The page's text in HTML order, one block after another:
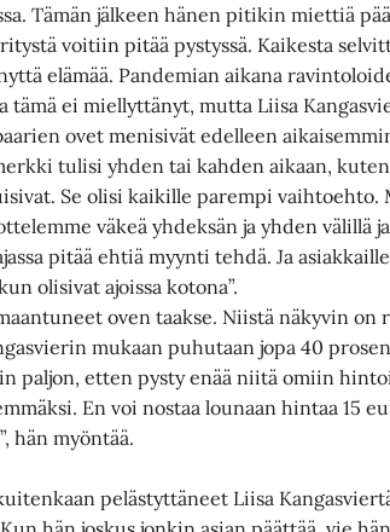
Tämän jälkeen hänen pitikin miettiä
voitiin pitää pystyssä. Kaikesta
elämää. Pandemian aikana
ei miellyttänyt, mutta Liisa
ovet menisivät edelleen
tulisi yhden tai kahden aikaan,
Se olisi kaikille parempi vaihtoehto.
väkeä yhdeksän ja yhden välillä
pitää ehtiä myynti tehdä. Ja
olisivat ajoissa kotona”.
oven taakse. Niistä näkyvin on
mukaan puhutaan jopa 40
paljon, etten pysty enää niitä omiin
En voi nostaa lounaan hintaa 15
hän myöntää.
pelästyttäneet Liisa